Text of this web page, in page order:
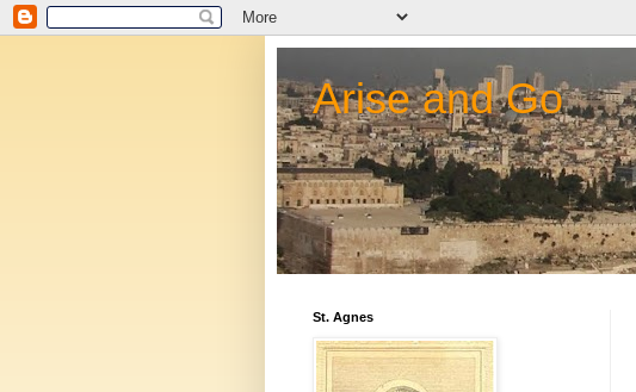
Arise and Go
St. Agnes